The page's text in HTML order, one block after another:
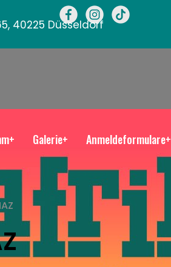
40225 Düsseldorf
Galerie+ Anmeldeformulare+